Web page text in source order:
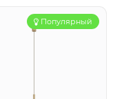
Популярный